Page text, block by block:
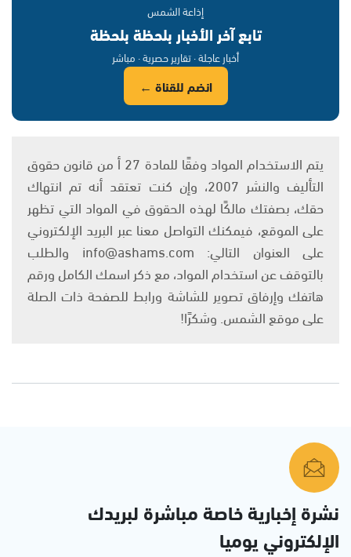
إذاعة الشمس
تابع آخر الأخبار بلحظة بلحظة
أخبار عاجلة · تقارير حصرية · مباشر
انضم للقناة ←
يتم الاستخدام المواد وفقًا للمادة 27 أ من قانون حقوق
التأليف والنشر 2007، وإن كنت تعتقد أنه تم انتهاك
حقك، بصفتك مالكًا لهذه الحقوق في المواد التي تظهر
على الموقع، فيمكنك التواصل معنا عبر البريد الإلكتروني
على العنوان التالي: info@ashams.com والطلب
بالتوقف عن استخدام المواد، مع ذكر اسمك الكامل ورقم
هاتفك وإرفاق تصوير للشاشة ورابط للصفحة ذات الصلة
على موقع الشمس. وشكرًا!
نشرة إخبارية خاصة مباشرة لبريدك
الإلكتروني يوميا